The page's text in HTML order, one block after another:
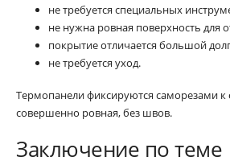
не требуется специальных
не нужна ровная поверхность для
покрытие отличается большой
не требуется уход.
Термопанели фиксируются саморезами
совершенно ровная, без швов.
Заключение по теме